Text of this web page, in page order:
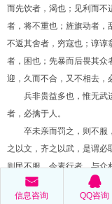
而先饮者，渴也；见利而不
者，将不重也；旌旗动者，
不返其舍者，穷寇也；谆谆
者，困也；先暴而后畏其众
迎，久而不合，又不相去，
兵非贵益多也，惟无武
者，必擒于人。
卒未亲而罚之，则不服
之以文，齐之以武，是谓必
则民不服。令素行者，与众
译文：
󰄸
信息咨询
󰇇
QQ咨询